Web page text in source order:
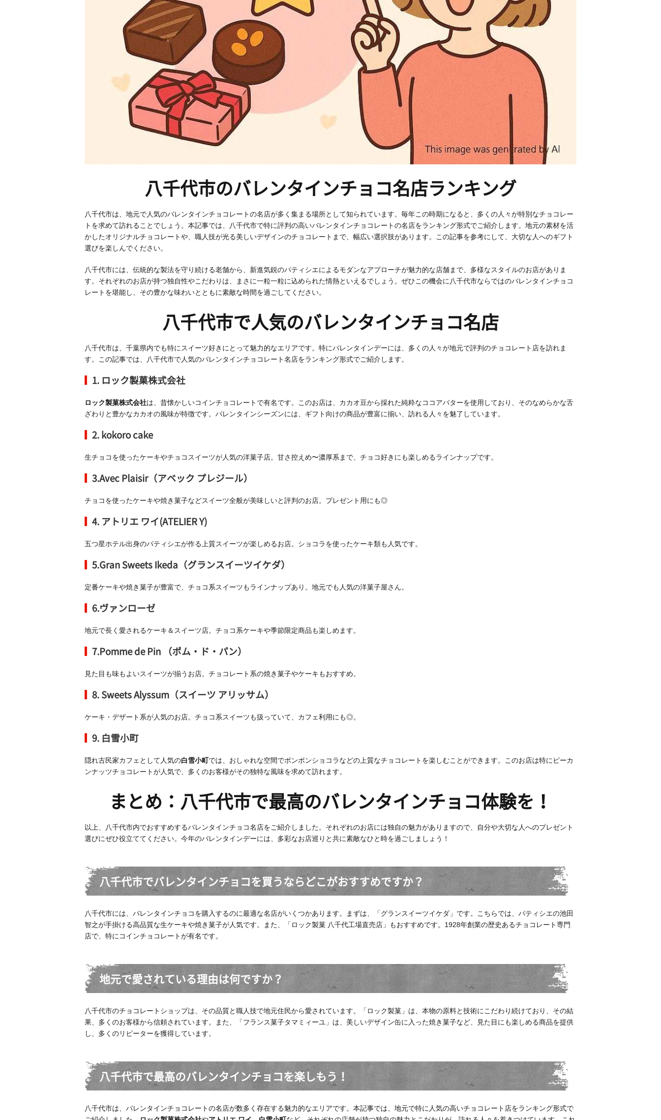
八千代市のバレンタインチョコ名店ランキング
八千代市は、地元で人気のバレンタインチョコレートの名店が多く集まる場所として知られています。毎年この時期になると、多くの人々が特別なチョコレー
トを求めて訪れることでしょう。本記事では、八千代市で特に評判の高いバレンタインチョコレートの名店をランキング形式でご紹介します。地元の素材を活
かしたオリジナルチョコレートや、職人技が光る美しいデザインのチョコレートまで、幅広い選択肢があります。この記事を参考にして、大切な人へのギフト
選びを楽しんでください。
八千代市には、伝統的な製法を守り続ける老舗から、新進気鋭のパティシエによるモダンなアプローチが魅力的な店舗まで、多様なスタイルのお店がありま
す。それぞれのお店が持つ独自性やこだわりは、まさに一粒一粒に込められた情熱といえるでしょう。ぜひこの機会に八千代市ならではのバレンタインチョコ
レートを堪能し、その豊かな味わいとともに素敵な時間を過ごしてください。
八千代市で人気のバレンタインチョコ名店
八千代市は、千葉県内でも特にスイーツ好きにとって魅力的なエリアです。特にバレンタインデーには、多くの人々が地元で評判のチョコレート店を訪れま
す。この記事では、八千代市で人気のバレンタインチョコレート名店をランキング形式でご紹介します。
1. ロック製菓株式会社
ロック製菓株式会社は、昔懐かしいコインチョコレートで有名です。このお店は、カカオ豆から採れた純粋なココアバターを使用しており、そのなめらかな舌
ざわりと豊かなカカオの風味が特徴です。バレンタインシーズンには、ギフト向けの商品が豊富に揃い、訪れる人々を魅了しています。
2.kokoro cake
生チョコを使ったケーキやチョコスイーツが人気の洋菓子店。甘さ控えめ〜濃厚系まで、チョコ好きにも楽しめるラインナップです。
3.Avec Plaisir（アベック プレジール）
チョコを使ったケーキや焼き菓子などスイーツ全般が美味しいと評判のお店。プレゼント用にも◎
4. アトリエ ワイ(ATELIER Y)
五つ星ホテル出身のパティシエが作る上質スイーツが楽しめるお店。ショコラを使ったケーキ類も人気です。
5.Gran Sweets Ikeda（グランスイーツイケダ）
定番ケーキや焼き菓子が豊富で、チョコ系スイーツもラインナップあり。地元でも人気の洋菓子屋さん。
6.ヴァンローゼ
地元で長く愛されるケーキ＆スイーツ店。チョコ系ケーキや季節限定商品も楽しめます。
7.Pomme de Pin （ポム・ド・パン）
見た目も味もよいスイーツが揃うお店。チョコレート系の焼き菓子やケーキもおすすめ。
8. Sweets Alyssum（スイーツ アリッサム）
ケーキ・デザート系が人気のお店。チョコ系スイーツも扱っていて、カフェ利用にも◎。
9. 白雪小町
隠れ古民家カフェとして人気の白雪小町では、おしゃれな空間でボンボンショコラなどの上質なチョコレートを楽しむことができます。このお店は特にピーカ
ンナッツチョコレートが人気で、多くのお客様がその独特な風味を求めて訪れます。
まとめ：八千代市で最高のバレンタインチョコ体験を！
以上、八千代市内でおすすめするバレンタインチョコ名店をご紹介しました。それぞれのお店には独自の魅力がありますので、自分や大切な人へのプレゼント
選びにぜひ役立ててください。今年のバレンタインデーには、多彩なお店巡りと共に素敵なひと時を過ごしましょう！
八千代市でバレンタインチョコを買うならどこがおすすめですか？
八千代市には、バレンタインチョコを購入するのに最適な名店がいくつかあります。まずは、「グランスイーツイケダ」です。こちらでは、パティシエの池田
智之が手掛ける高品質な生ケーキや焼き菓子が人気です。また、「ロック製菓 八千代工場直売店」もおすすめです。1928年創業の歴史あるチョコレート専門
店で、特にコインチョコレートが有名です。
地元で愛されている理由は何ですか？
八千代市のチョコレートショップは、その品質と職人技で地元住民から愛されています。「ロック製菓」は、本物の原料と技術にこだわり続けており、その結
果、多くのお客様から信頼されています。また、「フランス菓子タマミィーユ」は、美しいデザイン缶に入った焼き菓子など、見た目にも楽しめる商品を提供
し、多くのリピーターを獲得しています。
八千代市で最高のバレンタインチョコを楽しもう！
八千代市は、バレンタインチョコレートの名店が数多く存在する魅力的なエリアです。本記事では、地元で特に人気の高いチョコレート店をランキング形式で